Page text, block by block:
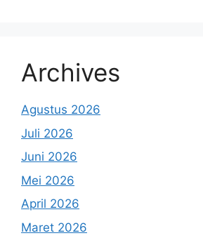
Archives
Agustus 2026
Juli 2026
Juni 2026
Mei 2026
April 2026
Maret 2026